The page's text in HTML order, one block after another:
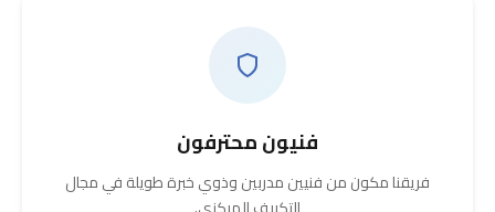
فنيون محترفون
فريقنا مكون من فنيين مدربين وذوي خبرة طويلة في مجال